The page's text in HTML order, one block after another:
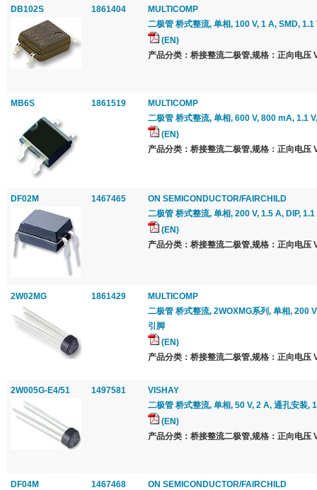
DB102S 1861404
MULTICOMP
二极管 桥式整流, 单相, 100 V, 1 A, SMD, 1.1
(EN)
产品分类：桥接整流二极管,规格：正向电压
MB6S 1861519
MULTICOMP
二极管 桥式整流, 单相, 600 V, 800 mA, 1.1
(EN)
产品分类：桥接整流二极管,规格：正向电压
DF02M 1467465
ON SEMICONDUCTOR/FAIRCHILD
二极管 桥式整流, 单相, 200 V, 1.5 A, DIP, 1.1
(EN)
产品分类：桥接整流二极管,规格：正向电压
2W02MG 1861429
MULTICOMP
二极管 桥式整流, 2WOXMG系列, 单相, 200
引脚
(EN)
产品分类：桥接整流二极管,规格：正向电压
2W005G-E4/51 1497581
VISHAY
二极管 桥式整流, 单相, 50 V, 2 A, 通孔安装,
(EN)
产品分类：桥接整流二极管,规格：正向电压
DF04M 1467468
ON SEMICONDUCTOR/FAIRCHILD